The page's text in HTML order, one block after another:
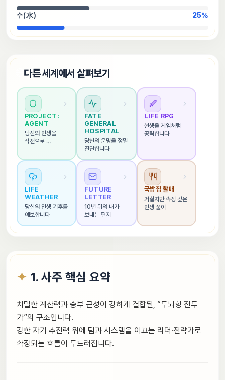
수(水) 25%
다른 세계에서 살펴보기
PROJECT:
AGENT
당신의 인생을
작전으로
FATE
GENERAL
HOSPITAL
당신의 운명을 정밀
진단합니다
LIFE RPG
현생을 게임처럼
공략합니다
LIFE
WEATHER
당신의 인생 기후를
예보합니다
FUTURE
LETTER
10년 뒤의 내가
보내는 편지
국밥집 할매
거칠지만 속정 깊은
인생 풀이
1. 사주 핵심 요약
치밀한 계산력과 승부 근성이 강하게 결합된, “두뇌형 전투
가”의 구조입니다.
강한 자기 추진력 위에 팀과 시스템을 이끄는 리더·전략가로
확장되는 흐름이 두드러집니다.